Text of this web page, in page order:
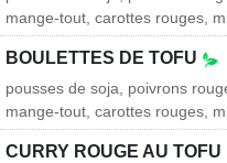
mange-tout, carottes rouges,
BOULETTES DE TOFU
pousses de soja, poivrons
mange-tout, carottes rouges,
CURRY ROUGE AU TOFU